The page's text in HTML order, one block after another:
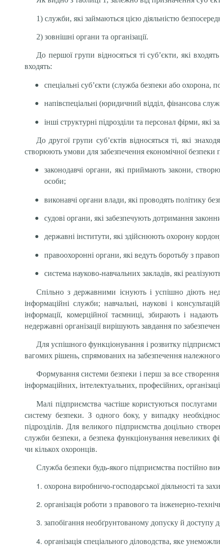
1) служби, які займаються цією діяльністю
2) зовнішні органи та організації.
До першої групи відносяться ті суб’єкти, які
входять:
спеціальні суб’єкти (служба безпеки або
напівспеціальні (юридичний відділ, фінансова
інші структурні підрозділи та персонал фірми, які
До другої групи суб’єктів відносяться ті, які
створюють умови для забезпечення економічної
законодавчі органи, які приймають закони,
особи;
виконавчі органи влади, які проводять політику
судові органи, які забезпечують дотримання
державні інститути, які здійснюють охорону
правоохоронні органи, які ведуть боротьбу з
система науково-навчальних закладів, які
Спільно з державними існують і успішно діють
інформаційні служби; навчальні, наукові і
інформації, комерційної таємниці, збирають і
недержавні організації вирішують завдання по
Для успішного функціонування і розвитку
вагомих рішень, спрямованих на забезпечення
Формування системи безпеки і перш за все
інформаційних, інтелектуальних, професійних,
Малі підприємства частіше користуються
систему безпеки. З одного боку, у випадку
підрозділів. Для великого підприємства доцільно
служби безпеки, а безпека функціонування невеликих
чи кількох охоронців.
Служба безпеки будь-якого підприємства постійно
охорона виробничо-господарської діяльності та
організація роботи з правового та інженерно-
запобігання необґрунтованому допуску й доступу
організація спеціального діловодства, яке